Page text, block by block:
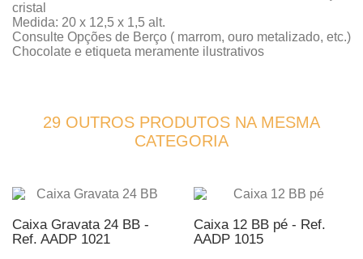
cristal
Medida: 20 x 12,5 x 1,5 alt.
Consulte Opções de Berço ( marrom, ouro metalizado, etc.)
Chocolate e etiqueta meramente ilustrativos
29 OUTROS PRODUTOS NA MESMA
CATEGORIA
Caixa Gravata 24 BB -
Ref. AADP 1021
Caixa 12 BB pé - Ref.
AADP 1015